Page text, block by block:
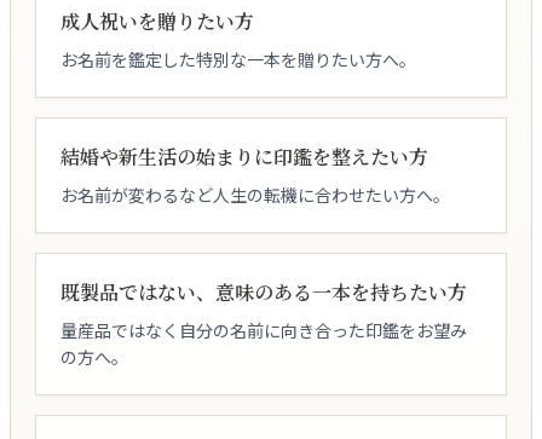
成人祝いを贈りたい方
お名前を鑑定した特別な一本を贈りたい方へ。
結婚や新生活の始まりに印鑑を整えたい方
お名前が変わるなど人生の転機に合わせたい方へ。
既製品ではない、意味のある一本を持ちたい方
量産品ではなく自分の名前に向き合った印鑑をお望み
の方へ。